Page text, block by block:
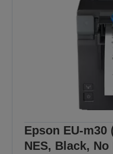
Epson EU-m30
NES, Black, No